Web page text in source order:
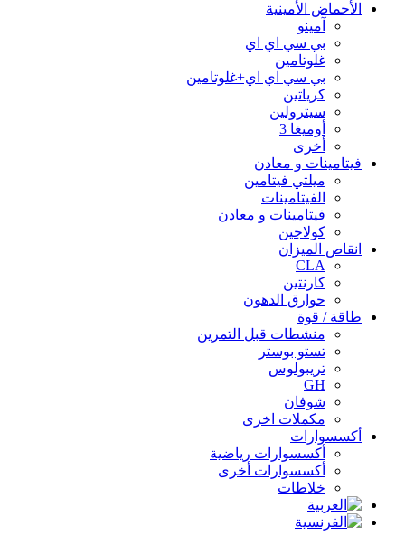
الأحماض الأمينية
آمينو
بي سي اي اي
غلوتامين
بي سي اي اي+غلوتامين
كرياتين
سيترولين
أوميغا 3
أخرى
فيتامينات و معادن
ميلتي فيتامين
الفيتامينات
فيتامينات و معادن
كولاجين
انقاص الميزان
CLA
كارنتين
حوارق الدهون
طاقة / قوة
منشطات قبل التمرين
تستو بوستر
تريبولوس
GH
شوفان
مكملات اخرى
أكسسوارات
أكسسوارات رياضية
أكسسوارات أخرى
خلاطات